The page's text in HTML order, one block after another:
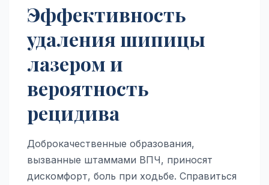
Эффективность
удаления шипицы
лазером и
вероятность
рецидива
Доброкачественные образования,
вызванные штаммами ВПЧ, приносят
дискомфорт, боль при ходьбе. Справиться